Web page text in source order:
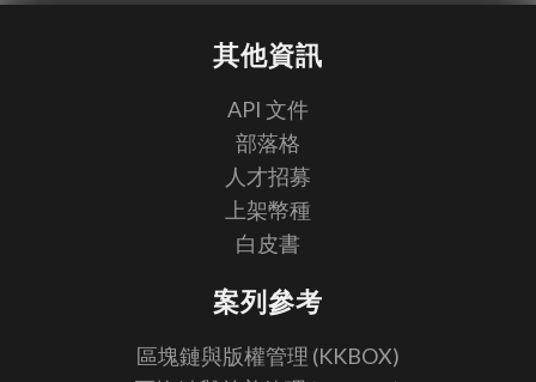
其他資訊
API 文件
部落格
人才招募
上架幣種
白皮書
案列參考
區塊鏈與版權管理 (KKBOX)